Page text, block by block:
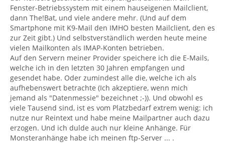
Fenster-Betriebssystem mit einem hauseigenen Mailclient,
dann The!Bat, und viele andere mehr. (Und auf dem
Smartphone mit K9-Mail den IMHO besten Mailclient, den es
zur Zeit gibt.) Und selbstverständlich werden heute meine
vielen Mailkonten als IMAP-Konten betrieben.
Auf den Servern meiner Provider speichere ich die E-Mails,
welche ich in den letzten 30 Jahren empfangen und
gesendet habe. Oder zumindest alle die, welche ich als
aufhebenswert betrachte (Ich akzeptiere, wenn mich
jemand als "Datenmessie" bezeichnet ;-)). Und obwohl es
viele Tausend sind, ist es vom Platzbedarf extrem wenig: ich
nutze nur Reintext und habe meine Mailpartner auch dazu
erzogen. Und ich dulde auch nur kleine Anhänge. Für
Monsteranhänge habe ich meinen ftp-Server ... .